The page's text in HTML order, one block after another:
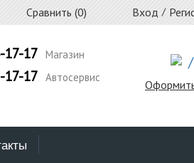
Сравнить (0) Вход /
17-17 Магазин
17-17 Автосервис
/